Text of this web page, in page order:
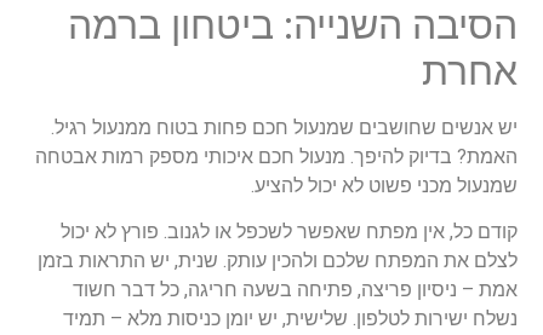
הסיבה השנייה: ביטחון ברמה
אחרת
יש אנשים שחושבים שמנעול חכם פחות בטוח ממנעול רגיל.
האמת? בדיוק להיפך. מנעול חכם איכותי מספק רמות אבטחה
שמנעול מכני פשוט לא יכול להציע.
קודם כל, אין מפתח שאפשר לשכפל או לגנוב. פורץ לא יכול
לצלם את המפתח שלכם ולהכין עותק. שנית, יש התראות בזמן
אמת – ניסיון פריצה, פתיחה בשעה חריגה, כל דבר חשוד
נשלח ישירות לטלפון. שלישית, יש יומן כניסות מלא – תמיד